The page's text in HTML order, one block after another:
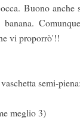
Buono anche
banana.
vi proporrò'!!
semi-piena:
meglio 3)